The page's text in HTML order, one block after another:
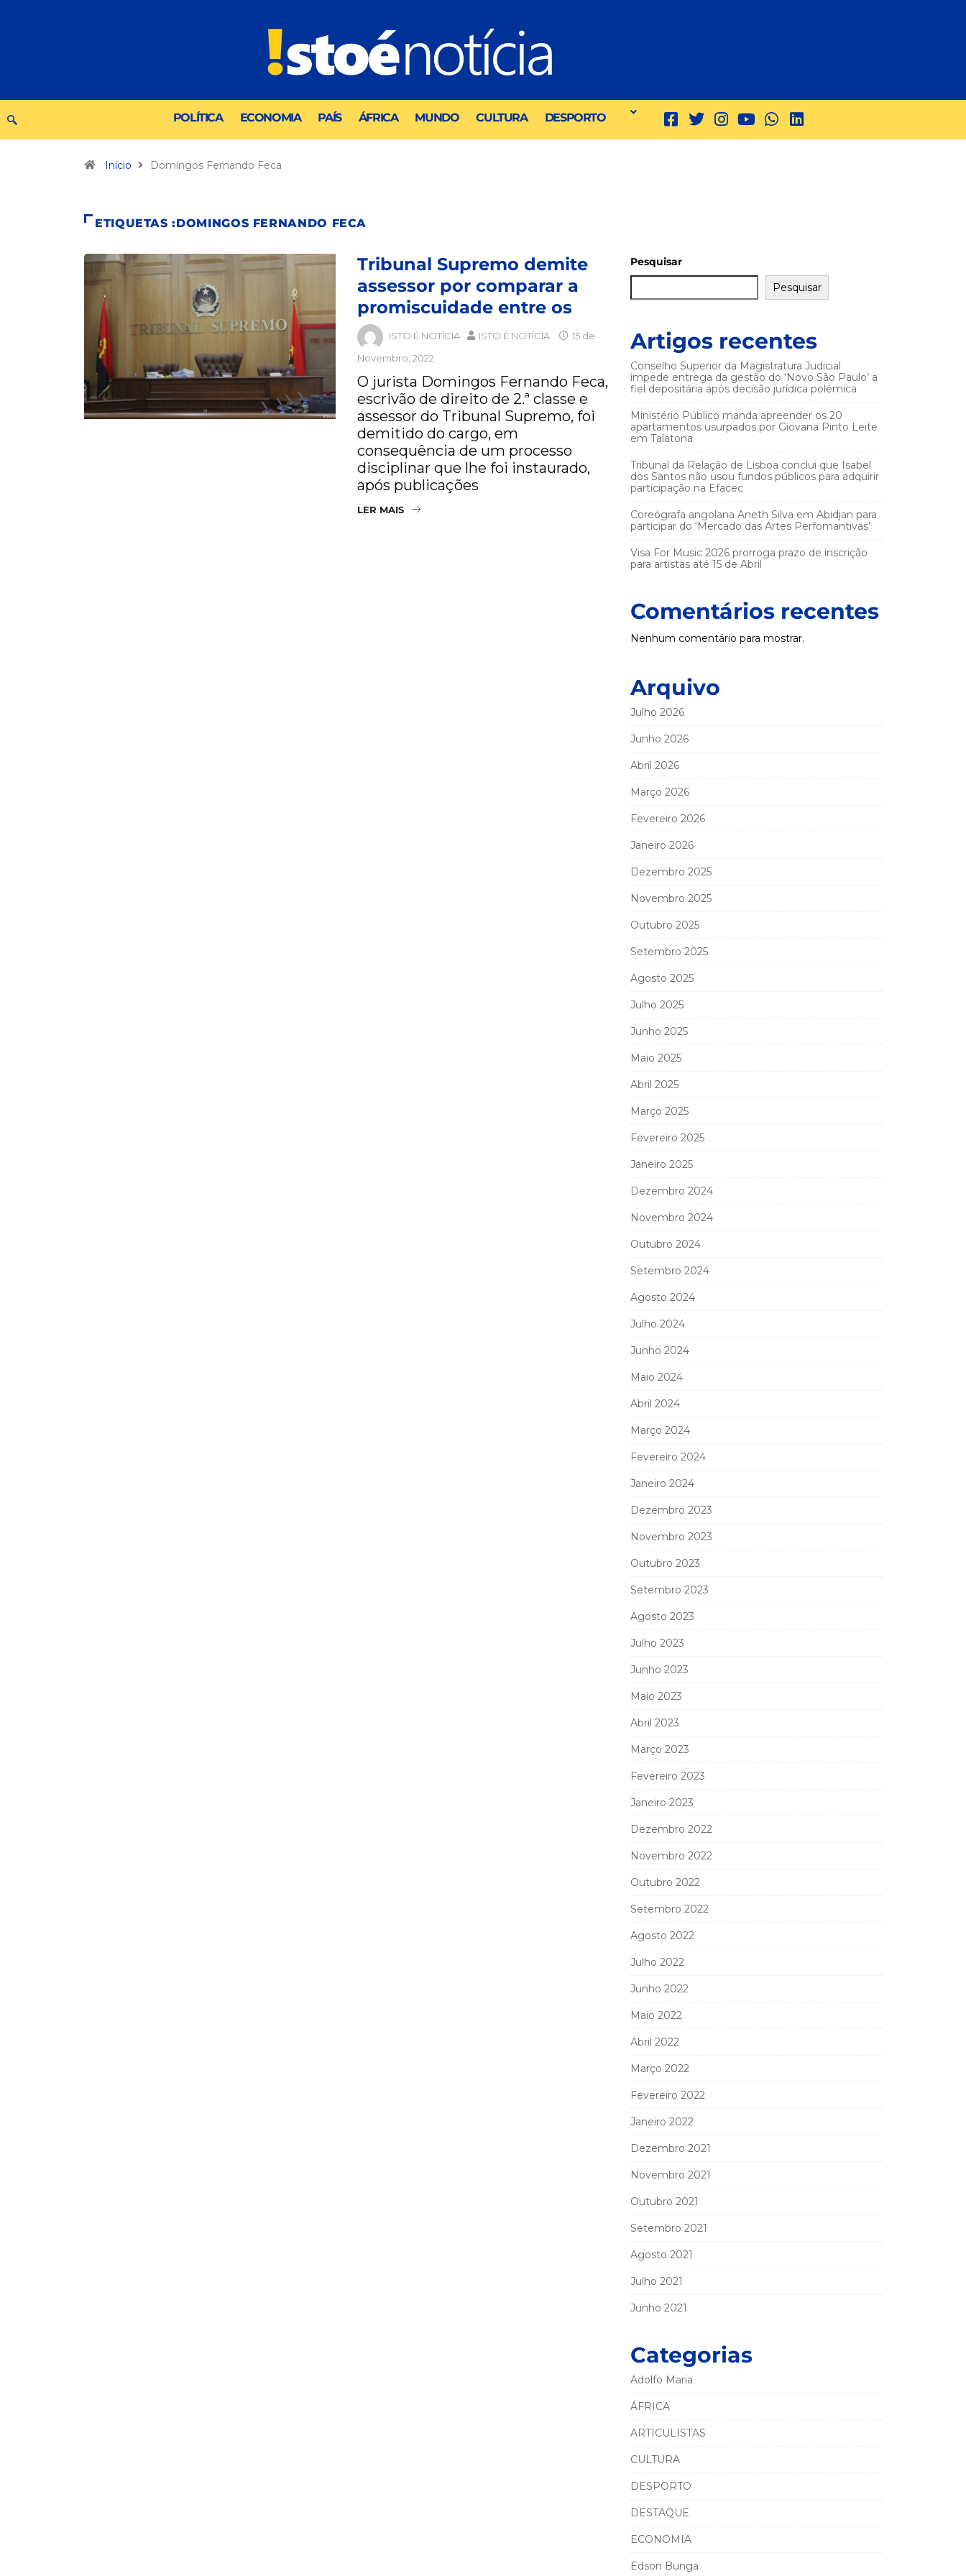
POLÍTICA ECONOMIA PAÍS ÁFRICA MUNDO CULTURA DESPORTO
Início Domingos Fernando Feca
ETIQUETAS :DOMINGOS FERNANDO FECA
Tribunal Supremo demite
assessor por comparar a
promiscuidade entre os
ISTO É NOTÍCIA ISTO É NOTÍCIA
15 de
Novembro, 2022
O jurista Domingos Fernando Feca,
escrivão de direito de 2.ª classe e
assessor do Tribunal Supremo, foi
demitido do cargo, em
consequência de um processo
disciplinar que lhe foi instaurado,
após publicações
LER MAIS
Pesquisar
Pesquisar
Artigos recentes
Conselho Superior da Magistratura Judicial
impede entrega da gestão do ‘Novo São Paulo’ a
fiel depositária após decisão jurídica polémica
Ministério Público manda apreender os 20
apartamentos usurpados por Giovana Pinto Leite
em Talatona
Tribunal da Relação de Lisboa conclui que Isabel
dos Santos não usou fundos públicos para adquirir
participação na Efacec
Coreógrafa angolana Aneth Silva em Abidjan para
participar do ‘Mercado das Artes Perfomantivas’
Visa For Music 2026 prorroga prazo de inscrição
para artistas até 15 de Abril
Comentários recentes
Nenhum comentário para mostrar.
Arquivo
Julho 2026
Junho 2026
Abril 2026
Março 2026
Fevereiro 2026
Janeiro 2026
Dezembro 2025
Novembro 2025
Outubro 2025
Setembro 2025
Agosto 2025
Julho 2025
Junho 2025
Maio 2025
Abril 2025
Março 2025
Fevereiro 2025
Janeiro 2025
Dezembro 2024
Novembro 2024
Outubro 2024
Setembro 2024
Agosto 2024
Julho 2024
Junho 2024
Maio 2024
Abril 2024
Março 2024
Fevereiro 2024
Janeiro 2024
Dezembro 2023
Novembro 2023
Outubro 2023
Setembro 2023
Agosto 2023
Julho 2023
Junho 2023
Maio 2023
Abril 2023
Março 2023
Fevereiro 2023
Janeiro 2023
Dezembro 2022
Novembro 2022
Outubro 2022
Setembro 2022
Agosto 2022
Julho 2022
Junho 2022
Maio 2022
Abril 2022
Março 2022
Fevereiro 2022
Janeiro 2022
Dezembro 2021
Novembro 2021
Outubro 2021
Setembro 2021
Agosto 2021
Julho 2021
Junho 2021
Categorias
Adolfo Maria
ÁFRICA
ARTICULISTAS
CULTURA
DESPORTO
DESTAQUE
ECONOMIA
Edson Bunga